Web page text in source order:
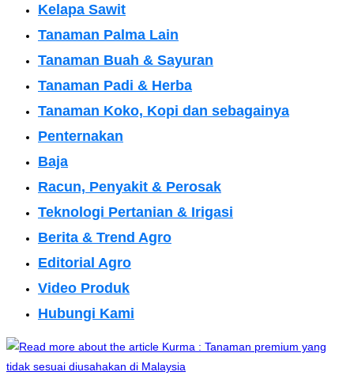
Kelapa Sawit
Tanaman Palma Lain
Tanaman Buah & Sayuran
Tanaman Padi & Herba
Tanaman Koko, Kopi dan sebagainya
Penternakan
Baja
Racun, Penyakit & Perosak
Teknologi Pertanian & Irigasi
Berita & Trend Agro
Editorial Agro
Video Produk
Hubungi Kami